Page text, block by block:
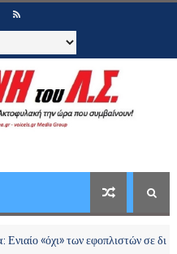
των εφοπλιστών σε διόδια και